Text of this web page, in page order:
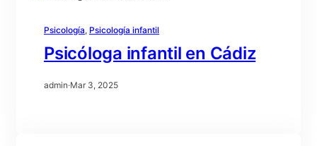
Psicología, Psicología infantil
Psicóloga infantil en Cádiz
admin·Mar 3, 2025